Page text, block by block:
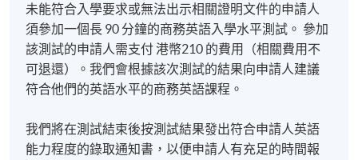
未能符合入學要求或無法出示相關證明文件的申請人
須參加一個長 90 分鐘的商務英語入學水平測試。 參加
該測試的申請人需支付 港幣210 的費用（相關費用不
可退還）。我們會根據該次測試的結果向申請人建議
符合他們的英語水平的商務英語課程。
我們將在測試結束後按測試結果發出符合申請人英語
能力程度的錄取通知書，以便申請人有充足的時間報